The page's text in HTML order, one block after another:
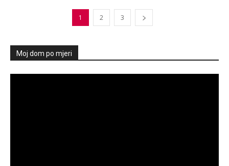
1 2 3
Moj dom po mjeri